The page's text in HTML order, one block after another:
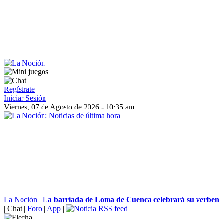
Regístrate
Iniciar Sesión
Viernes, 07 de Agosto de 2026 - 10:35 am
La Noción | La barriada de Loma de Cuenca celebrará su
| Chat | Foro | App |